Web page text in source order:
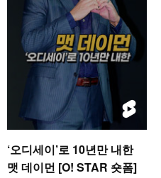
‘오디세이’로 10년만 내한
맷 데이먼 [O! STAR 숏폼]